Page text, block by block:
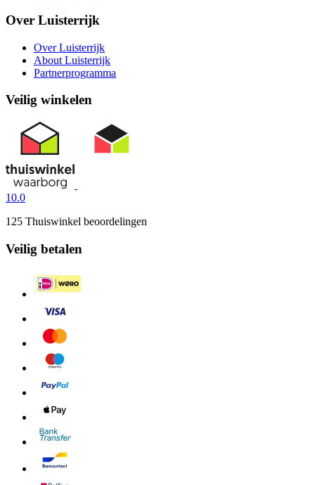
Over Luisterrijk
Over Luisterrijk
About Luisterrijk
Partnerprogramma
Veilig winkelen
10.0
125 Thuiswinkel beoordelingen
Veilig betalen